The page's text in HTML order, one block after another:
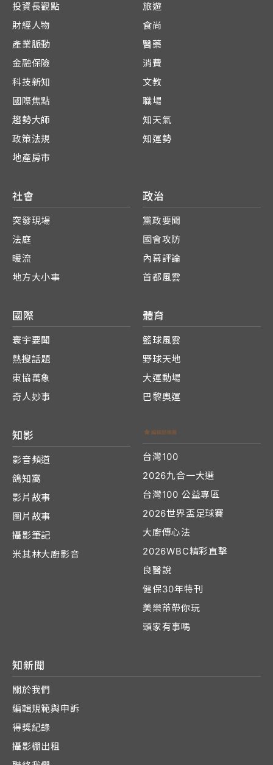
投資長觀點
財經人物
產業脈動
金融保險
科技新知
國際焦點
趨勢大師
政策法規
地產房市
旅遊
食尚
醫藥
消費
文教
職場
知天氣
知運勢
社會
突發現場
法庭
暖流
地方大小事
政治
黨政要聞
國會攻防
內幕評論
首都風雲
國際
寰宇要聞
熱搜話題
東協萬象
奇人妙事
體育
籃球風雲
野球天地
大運動場
巴黎奧運
知影
影音頻道
鴿知窩
影片故事
圖片故事
攝影筆記
米其林大廚影音
台灣100
2026九合一大選
台灣100 公益專區
2026世界盃足球賽
大廚傳心法
2026WBC精彩直擊
良醫說
健保30年特刊
美樂蒂帶你玩
頭家有事嗎
知新聞
關於我們
編輯規範與申訴
得獎紀錄
攝影棚出租